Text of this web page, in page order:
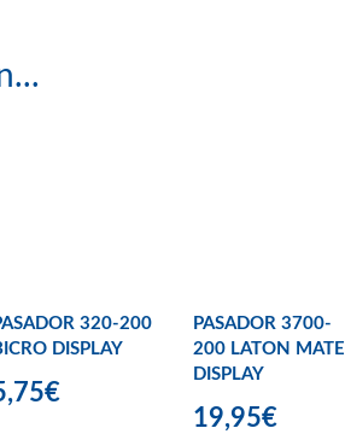
320-200
DISPLAY
PASADOR 3700-
200 LATON MATE
DISPLAY
19,95€